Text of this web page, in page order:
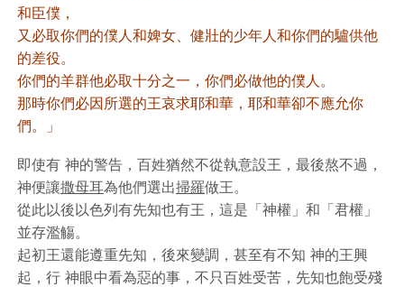
和臣僕，
又必取你們的僕人和婢女、健壯的少年人和你們的驢供他
的差役。
你們的羊群他必取十分之一，你們必做他的僕人。
那時你們必因所選的王哀求耶和華，耶和華卻不應允你
們。」
即使有 神的警告，百姓猶然不從執意設王，最後熬不過，
神便讓撒母耳為他們選出掃羅做王。
從此以後以色列有先知也有王，這是「神權」和「君權」
並存濫觴。
起初王還能遵重先知，後來變調，甚至有不知 神的王興
起，行 神眼中看為惡的事，不只百姓受苦，先知也飽受殘